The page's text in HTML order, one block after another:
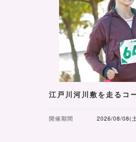
江戸川河川敷を走るコ
開催期間 2026/08/08(